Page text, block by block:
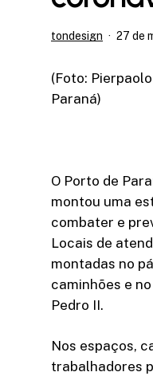
tondesign 27 de
(Foto:
Paraná)
O Porto de
montou uma
combater e
Locais de
montadas no
caminhões e
Pedro II.
Nos espaços,
trabalhadores